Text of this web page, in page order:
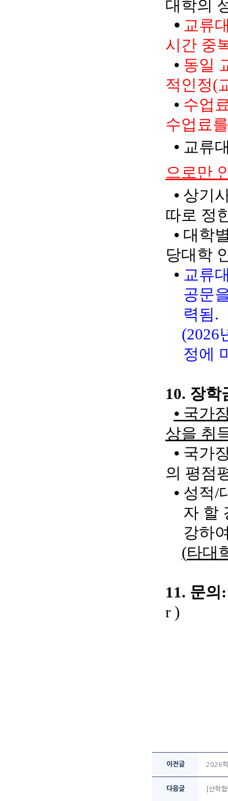
대학의
⦁ 교류
시간 중
⦁ 동일
적인정(
⦁ 수업
수업료
⦁ 교류
으로만
⦁ 상기
따로 정
⦁ 대학
당대학
⦁ 교류
공문
력됨.
(2026
정에
10. 장학
⦁ 국가
상을 취
⦁ 국가
의 평점
⦁ 성적/
자 할
강하
(타대
11. 문의:
r )
이전글 2026
다음글 [산학